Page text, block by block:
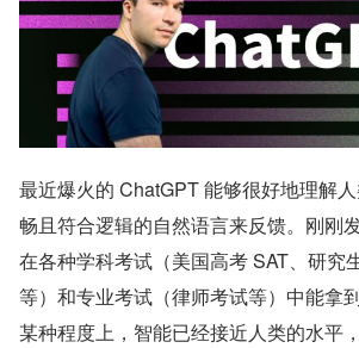
最近爆火的 ChatGPT 能够很好地理解
畅且符合逻辑的自然语言来反馈。刚刚
在各种学科考试（美国高考 SAT、研究
等）和专业考试（律师考试等）中能拿
某种程度上，智能已经接近人类的水平